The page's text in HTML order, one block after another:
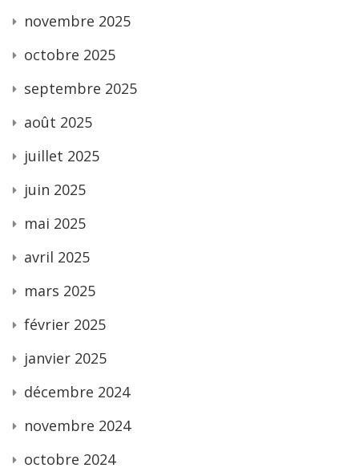
novembre 2025
octobre 2025
septembre 2025
août 2025
juillet 2025
juin 2025
mai 2025
avril 2025
mars 2025
février 2025
janvier 2025
décembre 2024
novembre 2024
octobre 2024